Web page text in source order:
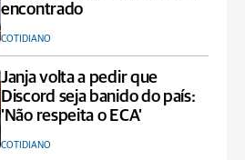
encontrado
COTIDIANO
Janja volta a pedir que
Discord seja banido do país:
'Não respeita o ECA'
COTIDIANO